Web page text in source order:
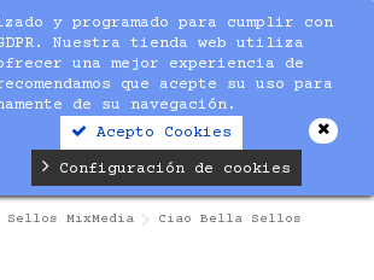
y programado para cumplir con
Nuestra tienda web utiliza
una mejor experiencia de
que acepte su uso para
de su navegación.
Acepto Cookies
Configuración de cookies
Sellos MixMedia
Ciao Bella Sellos